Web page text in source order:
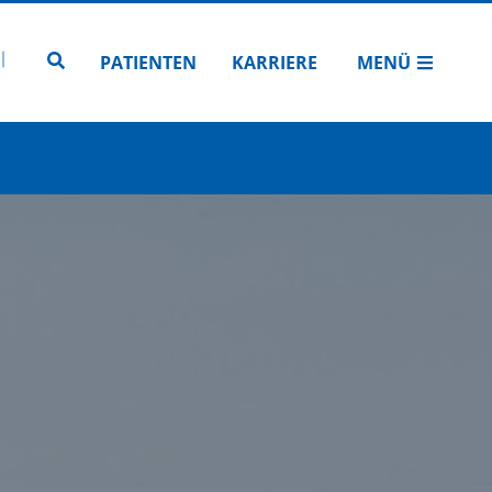
Zur Seitensuche
PATIENTEN KARRIERE MENÜ